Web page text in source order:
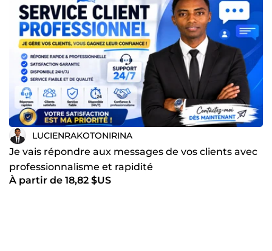
LUCIENRAKOTONIRINA
Je vais répondre aux messages de vos clients avec
professionnalisme et rapidité
À partir de 18,82 $US